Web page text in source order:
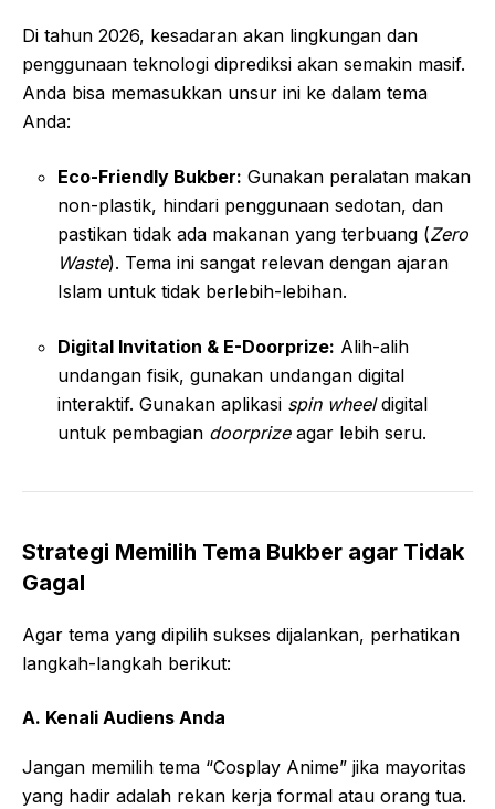
Di tahun 2026, kesadaran akan lingkungan dan
penggunaan teknologi diprediksi akan semakin masif.
Anda bisa memasukkan unsur ini ke dalam tema
Anda:
Eco-Friendly Bukber: Gunakan peralatan makan
non-plastik, hindari penggunaan sedotan, dan
pastikan tidak ada makanan yang terbuang (Zero
Waste). Tema ini sangat relevan dengan ajaran
Islam untuk tidak berlebih-lebihan.
Digital Invitation & E-Doorprize: Alih-alih
undangan fisik, gunakan undangan digital
interaktif. Gunakan aplikasi spin wheeldigital
untuk pembagian doorprizeagar lebih seru.
Strategi Memilih Tema Bukber agar Tidak
Gagal
Agar tema yang dipilih sukses dijalankan, perhatikan
langkah-langkah berikut:
A. Kenali Audiens Anda
Jangan memilih tema “Cosplay Anime” jika mayoritas
yang hadir adalah rekan kerja formal atau orang tua.